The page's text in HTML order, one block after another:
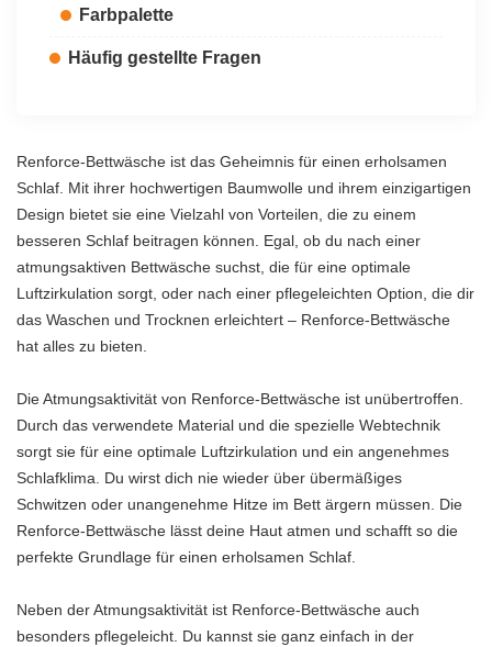
Farbpalette
Häufig gestellte Fragen
Renforce-Bettwäsche ist das Geheimnis für einen erholsamen
Schlaf. Mit ihrer hochwertigen Baumwolle und ihrem einzigartigen
Design bietet sie eine Vielzahl von Vorteilen, die zu einem
besseren Schlaf beitragen können. Egal, ob du nach einer
atmungsaktiven Bettwäsche suchst, die für eine optimale
Luftzirkulation sorgt, oder nach einer pflegeleichten Option, die dir
das Waschen und Trocknen erleichtert – Renforce-Bettwäsche
hat alles zu bieten.
Die Atmungsaktivität von Renforce-Bettwäsche ist unübertroffen.
Durch das verwendete Material und die spezielle Webtechnik
sorgt sie für eine optimale Luftzirkulation und ein angenehmes
Schlafklima. Du wirst dich nie wieder über übermäßiges
Schwitzen oder unangenehme Hitze im Bett ärgern müssen. Die
Renforce-Bettwäsche lässt deine Haut atmen und schafft so die
perfekte Grundlage für einen erholsamen Schlaf.
Neben der Atmungsaktivität ist Renforce-Bettwäsche auch
besonders pflegeleicht. Du kannst sie ganz einfach in der